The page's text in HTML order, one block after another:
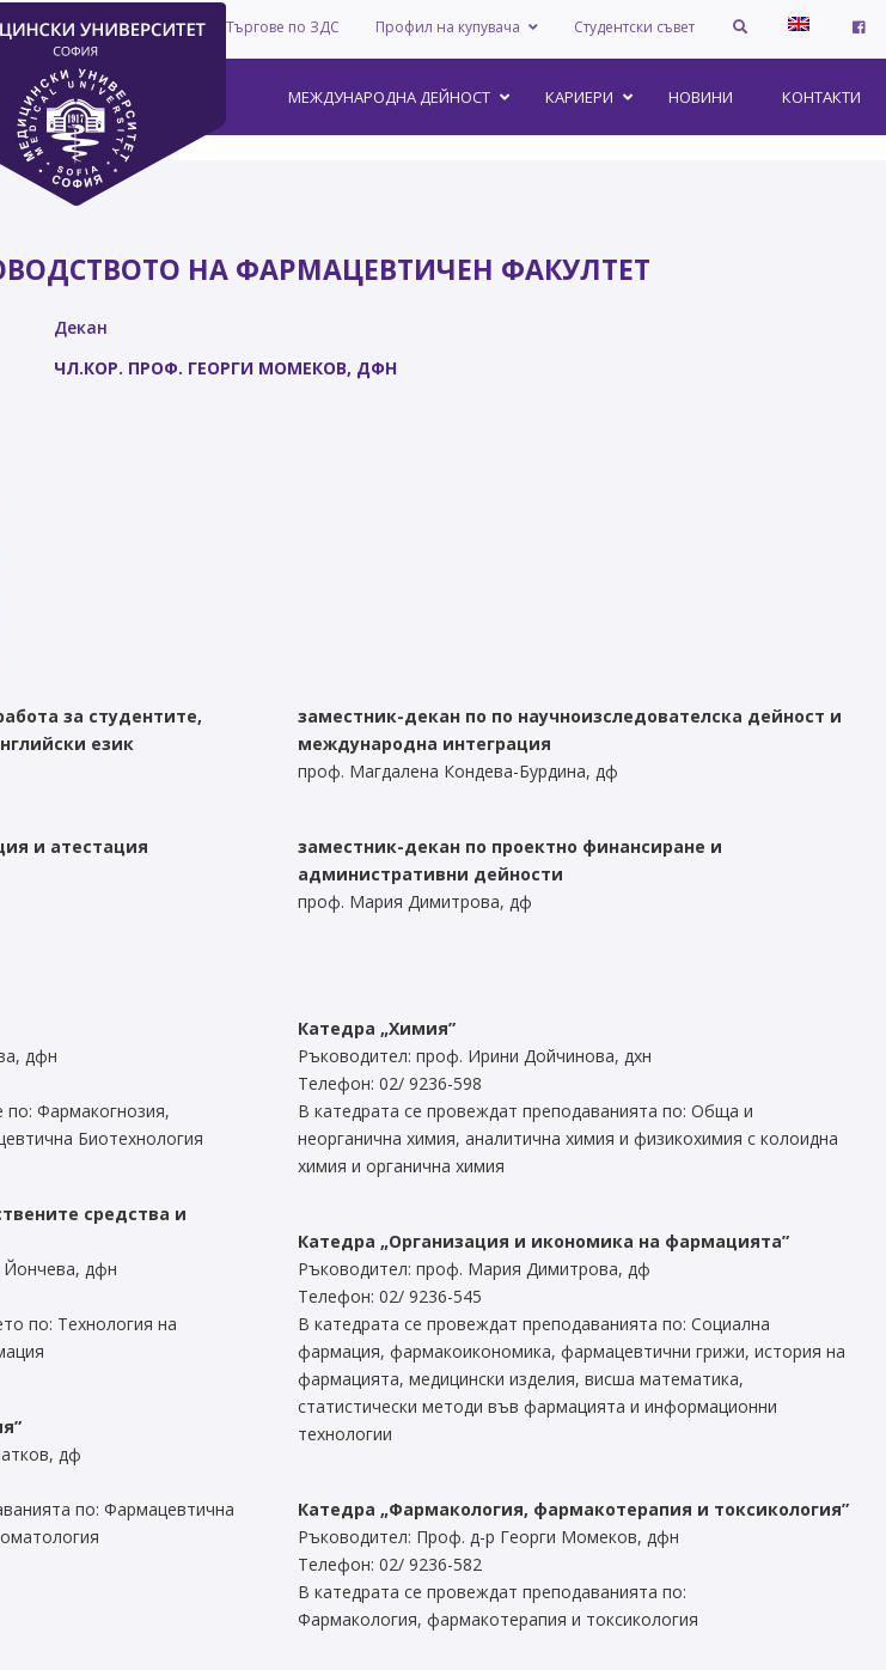
Студентски съвет
Профил на купувача
Търгове по ЗДС
КОНТАКТИ
НОВИНИ
КАРИЕРИ
МЕЖДУНАРОДНА ДЕЙНОСТ
НА ФАРМАЦЕВТИЧЕН ФАКУЛТЕТ
Декан
ЧЛ.КОР. ПРОФ. ГЕОРГИ МОМЕКОВ, ДФН
за студентите,
език
и атестация
заместник-декан по по научноизследователска дейност и
международна интеграция
проф. Магдалена Кондева-Бурдина, дф
заместник-декан по проектно финансиране и
административни дейности
проф. Мария Димитрова, дф
дфн
по: Фармакогнозия,
Биотехнология
средства и
Йончева, дфн
по: Технология на
дф
по: Фармацевтична
Катедра „Химия”
Ръководител: проф. Ирини Дойчинова, дхн
Телефон: 02/ 9236-598
В катедрата се провеждат преподаванията по: Обща и
неорганична химия, аналитична химия и физикохимия с колоидна
химия и органична химия
Катедра „Организация и икономика на фармацията”
Ръководител: проф. Мария Димитрова, дф
Телефон: 02/ 9236-545
В катедрата се провеждат преподаванията по: Социална
фармация, фармакоикономика, фармацевтични грижи, история на
фармацията, медицински изделия, висша математика,
статистически методи във фармацията и информационни
технологии
Катедра „Фармакология, фармакотерапия и токсикология”
Ръководител: Проф. д-р Георги Момеков, дфн
Телефон: 02/ 9236-582
В катедрата се провеждат преподаванията по:
Фармакология, фармакотерапия и токсикология